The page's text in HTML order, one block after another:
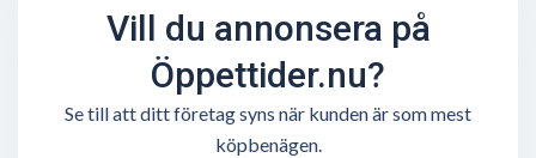
Vill du annonsera på
Öppettider.nu?
Se till att ditt företag syns när kunden är som mest
köpbenägen.